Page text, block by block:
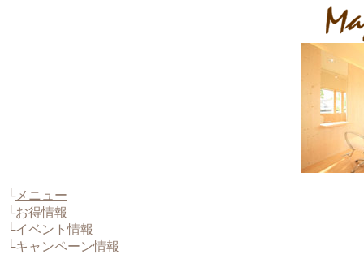
└メニュー
└お得情報
└イベント情報
└キャンペーン情報